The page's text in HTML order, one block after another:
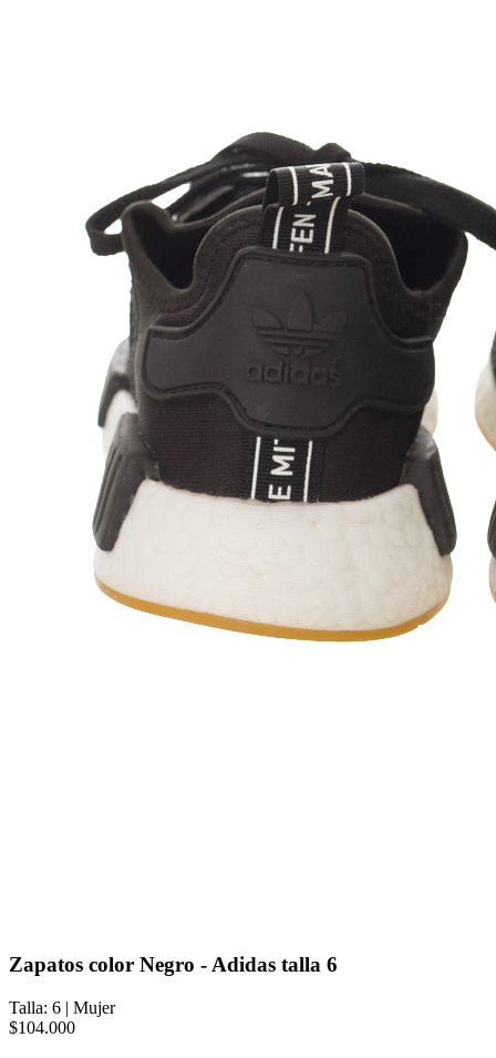
Zapatos color Negro - Adidas talla 6
Talla: 6 | Mujer
$104.000